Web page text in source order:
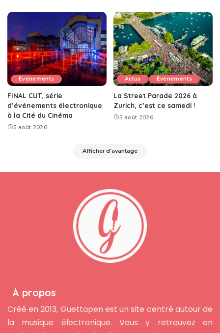
Événements
FINAL CUT, série
d’événements électronique
à la Cité du Cinéma
5 août 2026
Actus Événements
La Street Parade 2026 à
Zurich, c’est ce samedi !
5 août 2026
Afficher d'avantage
À propos
Créé en 2013, Guettapen est un site centré autour de
la musique électronique. Vous y retrouvez en